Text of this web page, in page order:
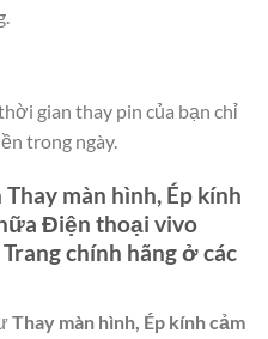
gian thay pin của bạn chỉ
trong ngày.
Thay màn hình, Ép kính
Điện thoại vivo
chính hãng ở các
Thay màn hình, Ép kính cảm